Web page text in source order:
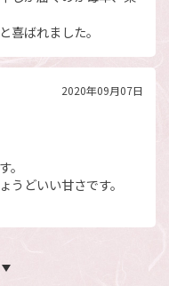
喜ばれました。
2020年09月07日
。
うどいい甘さです。